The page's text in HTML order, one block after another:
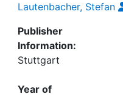
Lautenbacher, Stefan
Publisher
Information:
Stuttgart
Year of